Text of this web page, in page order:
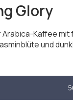
Glory
Arabica-Kaffee
und